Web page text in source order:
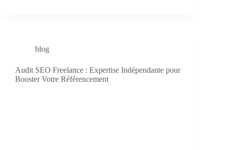
blog
Audit SEO Freelance : Expertise Indépendante pour
Booster Votre Référencement